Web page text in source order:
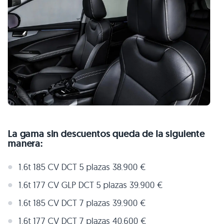
La gama sin descuentos queda de la siguiente
manera:
1.6t 185 CV DCT 5 plazas 38.900 €
1.6t 177 CV GLP DCT 5 plazas 39.900 €
1.6t 185 CV DCT 7 plazas 39.900 €
1.6t 177 CV DCT 7 plazas 40.600 €